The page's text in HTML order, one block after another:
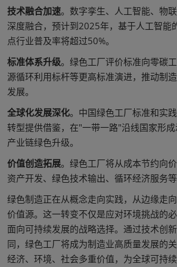
技术融合加速。数字孪生、人工智能、物
深度融合，预计到2025年，基于人工智能
点行业普及率将超过50%。
标准体系升级。绿色工厂评价标准向零碳
源循环利用标杆等更高标准演进，推动制
发展。
全球化发展深化。中国绿色工厂标准和实
转型提供借鉴，在"一带一路"沿线国家形
产业链绿色升级。
价值创造拓展。绿色工厂将从成本节约向
资产开发、绿色技术输出、循环经济服务等
绿色制造正在从概念走向实践，从边缘走
价值源。这一转变不仅是应对环境挑战的
面向可持续发展的战略选择。通过技术创
同，绿色工厂将成为制造业高质量发展的
经济、环境、社会多重价值，为全球可持